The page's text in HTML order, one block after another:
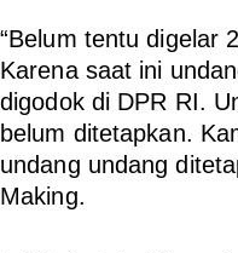
“Belum tentu digelar
Karena saat ini
digodok di DPR RI.
belum ditetapkan.
undang undang
Making.